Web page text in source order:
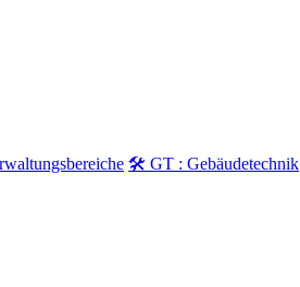
🛠️ GT : Gebäudetechnik